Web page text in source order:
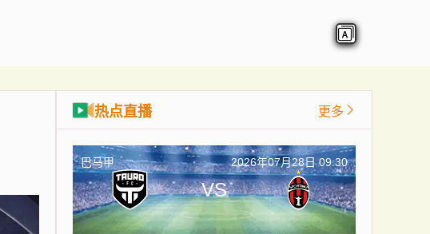
热点直播 更多
巴马甲 2026年07月28日 09:30
VS